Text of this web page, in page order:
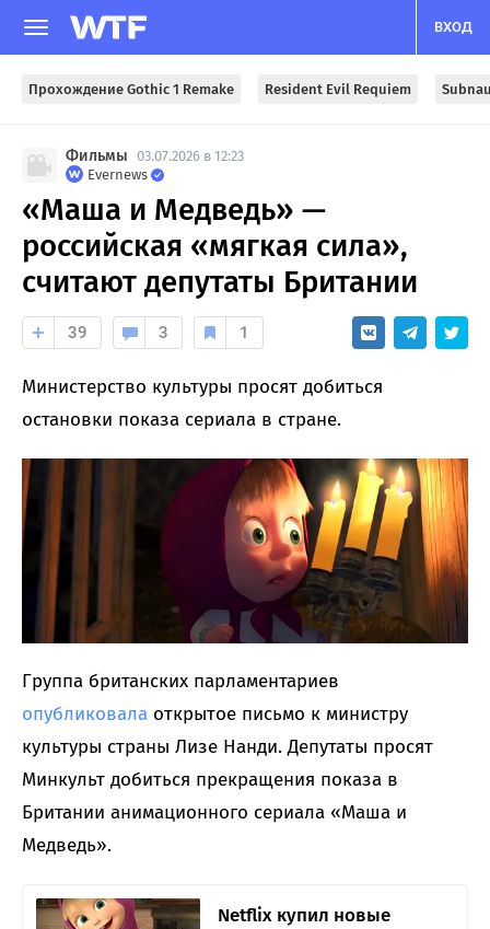
ВХОД
Прохождение Gothic 1 Remake Resident Evil Requiem
Фильмы 03.07.2026 в 12:23
Evernews
«Маша и Медведь» —
российская «мягкая сила»,
считают депутаты Британии
39 3 1
Министерство культуры просят добиться
остановки показа сериала в стране.
Группа британских парламентариев
опубликовала открытое письмо к министру
культуры страны Лизе Нанди. Депутаты просят
Минкульт добиться прекращения показа в
Британии анимационного сериала «Маша и
Медведь».
Netflix купил новые